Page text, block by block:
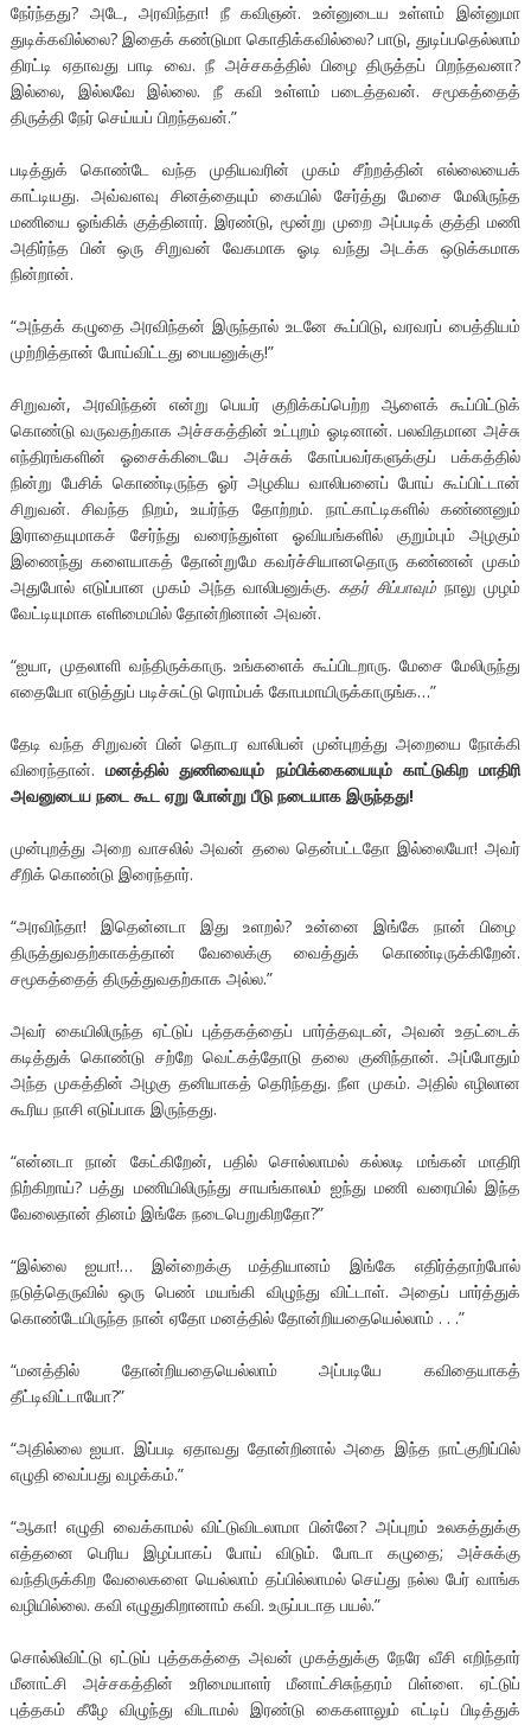
நேர்ந்தது? அடே, அரவிந்தா! நீ கவிஞன். உன்னுடைய உள்ளம் இன்னுமா
துடிக்கவில்லை? இதைக் கண்டுமா கொதிக்கவில்லை? பாடு, துடிப்பதெல்லாம்
திரட்டி ஏதாவது பாடி வை. நீ அச்சகத்தில் பிழை திருத்தப் பிறந்தவனா?
இல்லை, இல்லவே இல்லை. நீ கவி உள்ளம் படைத்தவன். சமூகத்தைத்
திருத்தி நேர் செய்யப் பிறந்தவன்.”
படித்துக் கொண்டே வந்த முதியவரின் முகம் சீற்றத்தின் எல்லையைக்
காட்டியது. அவ்வளவு சினத்தையும் கையில் சேர்த்து மேசை மேலிருந்த
மணியை ஓங்கிக் குத்தினார். இரண்டு, மூன்று முறை அப்படிக் குத்தி மணி
அதிர்ந்த பின் ஒரு சிறுவன் வேகமாக ஓடி வந்து அடக்க ஒடுக்கமாக
நின்றான்.
“அந்தக் கழுதை அரவிந்தன் இருந்தால் உடனே கூப்பிடு, வரவரப் பைத்தியம்
முற்றித்தான் போய்விட்டது பையனுக்கு!”
சிறுவன், அரவிந்தன் என்று பெயர் குறிக்கப்பெற்ற ஆளைக் கூப்பிட்டுக்
கொண்டு வருவதற்காக அச்சகத்தின் உட்புறம் ஓடினான். பலவிதமான அச்சு
எந்திரங்களின் ஓசைக்கிடையே அச்சுக் கோப்பவர்களுக்குப் பக்கத்தில்
நின்று பேசிக் கொண்டிருந்த ஓர் அழகிய வாலிபனைப் போய் கூப்பிட்டான்
சிறுவன். சிவந்த நிறம், உயர்ந்த தோற்றம். நாட்காட்டிகளில் கண்ணனும்
இராதையுமாகச் சேர்ந்து வரைந்துள்ள ஓவியங்களில் குறும்பும் அழகும்
இணைந்து களையாகத் தோன்றுமே கவர்ச்சியானதொரு கண்ணன் முகம்
அதுபோல் எடுப்பான முகம் அந்த வாலிபனுக்கு.கதர் சிப்பாவும் நாலு முழம்
வேட்டியுமாக எளிமையில் தோன்றினான் அவன்.
“ஐயா, முதலாளி வந்திருக்காரு. உங்களைக் கூப்பிடறாரு. மேசை மேலிருந்து
எதையோ எடுத்துப் படிச்சுட்டு ரொம்பக் கோபமாயிருக்காருங்க…”
தேடி வந்த சிறுவன் பின் தொடர வாலிபன் முன்புறத்து அறையை நோக்கி
விரைந்தான்.மனத்தில் துணிவையும் நம்பிக்கையையும் காட்டுகிற மாதிரி
அவனுடைய நடை கூட ஏறு போன்று பீடு நடையாக இருந்தது!
முன்புறத்து அறை வாசலில் அவன் தலை தென்பட்டதோ இல்லையோ! அவர்
சீறிக் கொண்டு இரைந்தார்.
“அரவிந்தா! இதென்னடா இது உளறல்? உன்னை இங்கே நான் பிழை
திருத்துவதற்காகத்தான் வேலைக்கு வைத்துக் கொண்டிருக்கிறேன்.
சமூகத்தைத் திருத்துவதற்காக அல்ல.”
அவர் கையிலிருந்த ஏட்டுப் புத்தகத்தைப் பார்த்தவுடன், அவன் உதட்டைக்
கடித்துக் கொண்டு சற்றே வெட்கத்தோடு தலை குனிந்தான். அப்போதும்
அந்த முகத்தின் அழகு தனியாகத் தெரிந்தது. நீள முகம். அதில் எழிலான
கூரிய நாசி எடுப்பாக இருந்தது.
“என்னடா நான் கேட்கிறேன், பதில் சொல்லாமல் கல்லடி மங்கன் மாதிரி
நிற்கிறாய்? பத்து மணியிலிருந்து சாயங்காலம் ஐந்து மணி வரையில் இந்த
வேலைதான் தினம் இங்கே நடைபெறுகிறதோ?”
“இல்லை ஐயா!… இன்றைக்கு மத்தியானம் இங்கே எதிர்த்தாற்போல்
நடுத்தெருவில் ஒரு பெண் மயங்கி விழுந்து விட்டாள். அதைப் பார்த்துக்
கொண்டேயிருந்த நான் ஏதோ மனத்தில் தோன்றியதையெல்லாம் . . .”
“மனத்தில் தோன்றியதையெல்லாம் அப்படியே கவிதையாகத்
தீட்டிவிட்டாயோ?”
“அதில்லை ஐயா. இப்படி ஏதாவது தோன்றினால் அதை இந்த நாட்குறிப்பில்
எழுதி வைப்பது வழக்கம்.”
“ஆகா! எழுதி வைக்காமல் விட்டுவிடலாமா பின்னே? அப்புறம் உலகத்துக்கு
எத்தனை பெரிய இழப்பாகப் போய் விடும். போடா கழுதை; அச்சுக்கு
வந்திருக்கிற வேலைகளை யெல்லாம் தப்பில்லாமல் செய்து நல்ல பேர் வாங்க
வழியில்லை. கவி எழுதுகிறானாம் கவி. உருப்படாத பயல்.”
சொல்லிவிட்டு ஏட்டுப் புத்தகத்தை அவன் முகத்துக்கு நேரே வீசி எறிந்தார்
மீனாட்சி அச்சகத்தின் உரிமையாளர் மீனாட்சிசுந்தரம் பிள்ளை. ஏட்டுப்
புத்தகம் கீழே விழுந்து விடாமல் இரண்டு கைகளாலும் எட்டிப் பிடித்துக்